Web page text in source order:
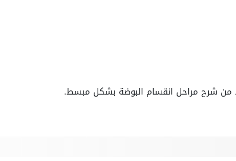
من شرح مراحل انقسام البوضة بشكل مبسط.